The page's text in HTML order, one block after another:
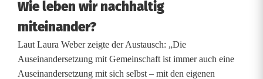
u
g
e
Wie leben wir nachhaltig
miteinander?
Laut Laura Weber zeigte der Austausch: „Die
Auseinandersetzung mit Gemeinschaft ist immer auch eine
Auseinandersetzung mit sich selbst – mit den eigenen